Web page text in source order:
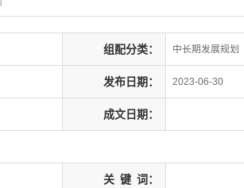
组配分类： 中长期发展规划
发布日期： 2023-06-30
成文日期：
关 键 词：